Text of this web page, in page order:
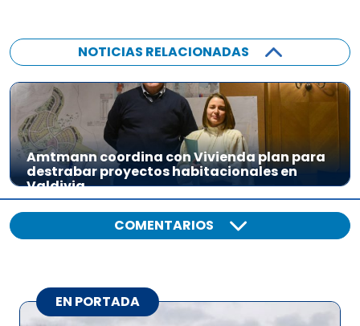
NOTICIAS RELACIONADAS
Amtmann coordina con Vivienda plan para
destrabar proyectos habitacionales en
Valdivia
COMENTARIOS
EN PORTADA